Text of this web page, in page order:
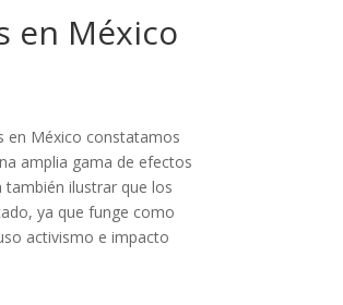
en México
en México constatamos
amplia gama de efectos
también ilustrar que los
ya que funge como
activismo e impacto